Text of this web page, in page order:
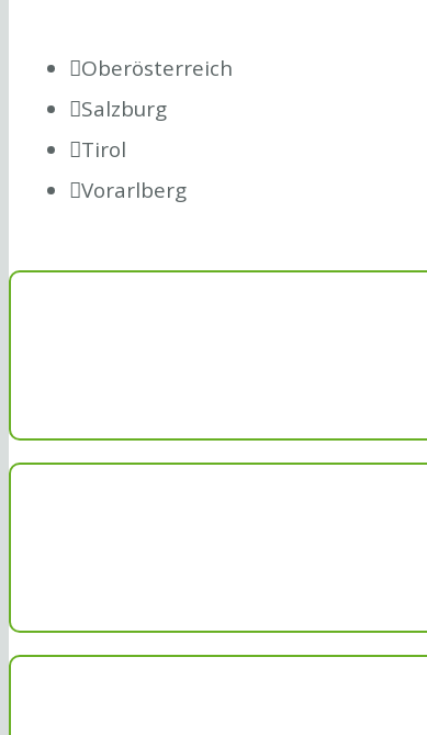
Oberösterreich
Salzburg
Tirol
Vorarlberg